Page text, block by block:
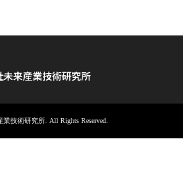
未来産業技術研究所
業技術研究所 . All Rights Reserved.